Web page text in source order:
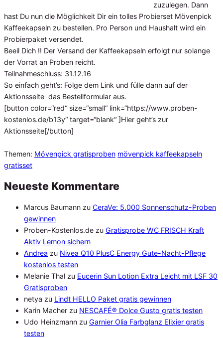
zuzulegen. Dann
hast Du nun die Möglichkeit Dir ein tolles Probierset Mövenpick
Kaffeekapseln zu bestellen. Pro Person und Haushalt wird ein
Probierpaket versendet.
Beeil Dich !! Der Versand der Kaffeekapseln erfolgt nur solange
der Vorrat an Proben reicht.
Teilnahmeschluss: 31.12.16
So einfach geht’s: Folge dem Link und fülle dann auf der
Aktionsseite das Bestellformular aus.
[button color=“red“ size=“small“ link=“https://www.proben-
kostenlos.de/b13y“ target=“blank“ ]Hier geht’s zur
Aktionsseite[/button]
Themen: Mövenpick gratisproben mövenpick kaffeekapseln
gratisset
Neueste Kommentare
Marcus Baumann zu CeraVe: 5.000 Sonnenschutz-Proben
gewinnen
Proben-Kostenlos.de zu Gratisprobe WC FRISCH Kraft
Aktiv Lemon sichern
Andrea zu Nivea Q10 PlusC Energy Gute-Nacht-Pflege
kostenlos testen
Melanie Thal zu Eucerin Sun Lotion Extra Leicht mit LSF 30
Gratisproben
netya zu Lindt HELLO Paket gratis gewinnen
Karin Macher zu NESCAFÉ® Dolce Gusto gratis testen
Udo Heinzmann zu Garnier Olia Farbglanz Elixier gratis
testen